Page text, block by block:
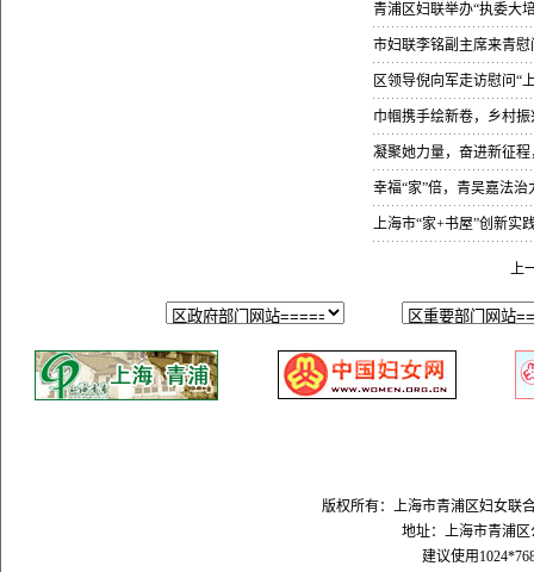
青浦区妇联举办“执委大
市妇联李铭副主席来青
区领导倪向军走访慰问“
巾帼携手绘新卷，乡村
凝聚她力量，奋进新征
幸福“家”倍，青吴嘉法治
上海市“家+书屋”创新实
上
版权所有：上海市青浦区妇女联合
地址：上海市青浦区
建议使用